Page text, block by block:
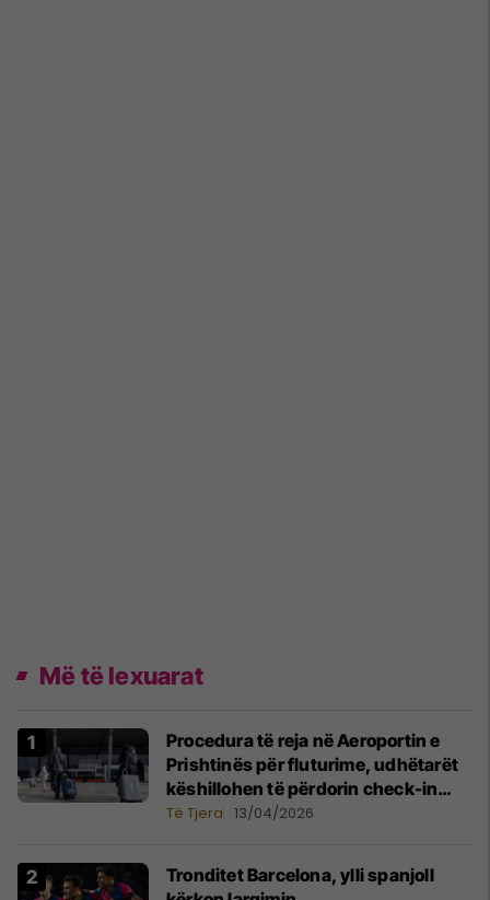
Më të lexuarat
Procedura të reja në Aeroportin e
Prishtinës për fluturime, udhëtarët
këshillohen të përdorin check-in
online
Të Tjera 13/04/2026
Tronditet Barcelona, ylli spanjoll